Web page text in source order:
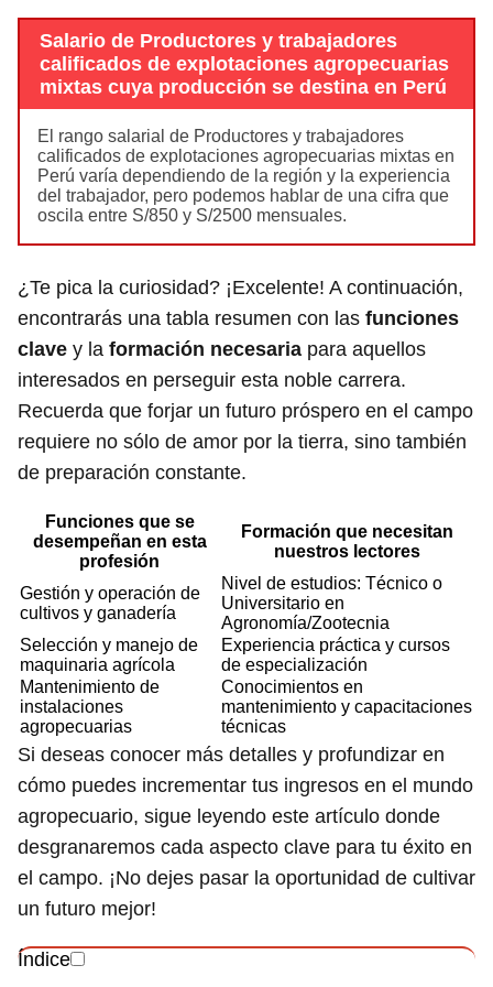
Salario de Productores y trabajadores
calificados de explotaciones agropecuarias
mixtas cuya producción se destina en Perú
El rango salarial de Productores y trabajadores
calificados de explotaciones agropecuarias mixtas en
Perú varía dependiendo de la región y la experiencia
del trabajador, pero podemos hablar de una cifra que
oscila entre S/850 y S/2500 mensuales.
¿Te pica la curiosidad? ¡Excelente! A continuación,
encontrarás una tabla resumen con las funciones
clave y la formación necesaria para aquellos
interesados en perseguir esta noble carrera.
Recuerda que forjar un futuro próspero en el campo
requiere no sólo de amor por la tierra, sino también
de preparación constante.
Funciones que se
desempeñan en esta
profesión
Formación que necesitan
nuestros lectores
Gestión y operación de
cultivos y ganadería
Nivel de estudios: Técnico o
Universitario en
Agronomía/Zootecnia
Selección y manejo de
maquinaria agrícola
Experiencia práctica y cursos
de especialización
Mantenimiento de
instalaciones
agropecuarias
Conocimientos en
mantenimiento y capacitaciones
técnicas
Si deseas conocer más detalles y profundizar en
cómo puedes incrementar tus ingresos en el mundo
agropecuario, sigue leyendo este artículo donde
desgranaremos cada aspecto clave para tu éxito en
el campo. ¡No dejes pasar la oportunidad de cultivar
un futuro mejor!
Índice